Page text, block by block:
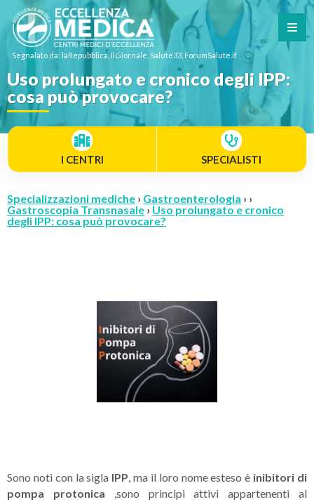
Segnalato da: laRepubblica, IlGiornale, Salute33, ForumSalute.it
Uso prolungato e cronico degli IPP:
cosa può provocare?
I CENTRI SPECIALISTI
Specializzazioni mediche › Gastroenterologia › ›
Gastroscopia Transnasale › Uso prolungato e cronico
degli IPP: cosa può provocare?
Sono noti con la sigla IPP, ma il loro nome esteso è inibitori di
pompa protonica ,sono principi attivi appartenenti al